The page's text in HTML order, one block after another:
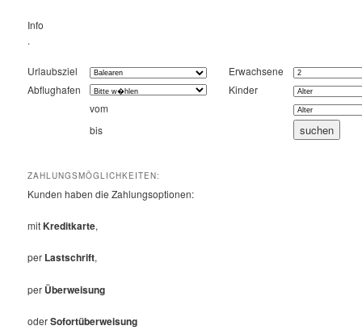
Info
.
Urlaubsziel
Erwachsene
Abflughafen
Kinder
vom
bis
ZAHLUNGSMÖGLICHKEITEN:
Kunden haben die Zahlungsoptionen:
mitKreditkarte,
per Lastschrift,
per Überweisung
oderSofortüberweisung